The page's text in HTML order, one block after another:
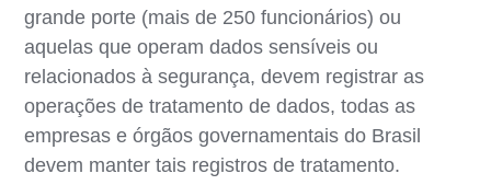
grande porte (mais de 250 funcionários) ou
aquelas que operam dados sensíveis ou
relacionados à segurança, devem registrar as
operações de tratamento de dados, todas as
empresas e órgãos governamentais do Brasil
devem manter tais registros de tratamento.